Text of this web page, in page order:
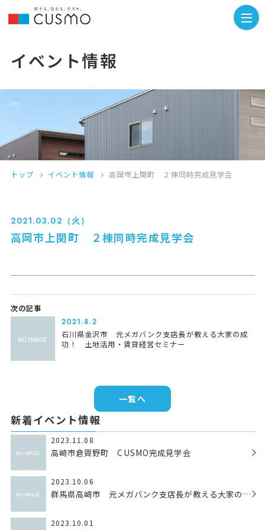
イベント情報
トップ イベント情報 高岡市上関町 ２棟同時完成見学会
2021.03.02（火）
高岡市上関町 ２棟同時完成見学会
次の記事
2021.8.2
石川県金沢市 元メガバンク支店長が教える大家の成
功！ 土地活用・賃貸経営セミナー
一覧へ
新着イベント情報
2023.11.08
高崎市倉賀野町 CUSMO完成見学会
2023.10.06
群馬県高崎市 元メガバンク支店長が教える大家の成
2023.10.01